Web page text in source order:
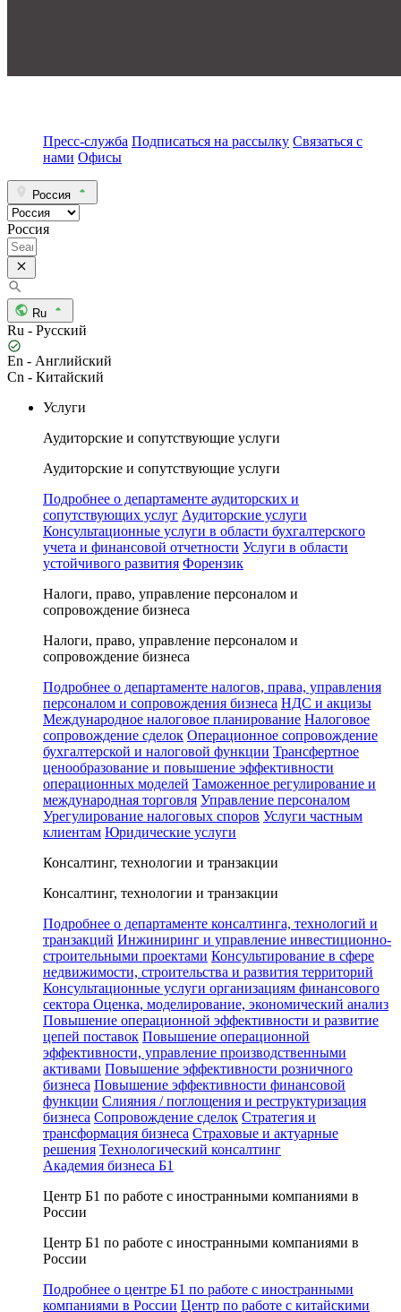
Пресс-служба Подписаться на рассылку Связаться с
нами Офисы
Россия
Россия
Ru
Ru - Русский
En - Английский
Cn - Китайский
Услуги
Аудиторские и сопутствующие услуги
Аудиторские и сопутствующие услуги
Подробнее о департаменте аудиторских и
сопутствующих услуг Аудиторские услуги
Консультационные услуги в области бухгалтерского
учета и финансовой отчетности Услуги в области
устойчивого развития Форензик
Налоги, право, управление персоналом и
сопровождение бизнеса
Налоги, право, управление персоналом и
сопровождение бизнеса
Подробнее о департаменте налогов, права, управления
персоналом и сопровождения бизнеса НДС и акцизы
Международное налоговое планирование Налоговое
сопровождение сделок Операционное сопровождение
бухгалтерской и налоговой функции Трансфертное
ценообразование и повышение эффективности
операционных моделей Таможенное регулирование и
международная торговля Управление персоналом
Урегулирование налоговых споров Услуги частным
клиентам Юридические услуги
Консалтинг, технологии и транзакции
Консалтинг, технологии и транзакции
Подробнее о департаменте консалтинга, технологий и
транзакций Инжиниринг и управление инвестиционно-
строительными проектами Консультирование в сфере
недвижимости, строительства и развития территорий
Консультационные услуги организациям финансового
сектора Оценка, моделирование, экономический анализ
Повышение операционной эффективности и развитие
цепей поставок Повышение операционной
эффективности, управление производственными
активами Повышение эффективности розничного
бизнеса Повышение эффективности финансовой
функции Слияния / поглощения и реструктуризация
бизнеса Сопровождение сделок Стратегия и
трансформация бизнеса Страховые и актуарные
решения Технологический консалтинг
Академия бизнеса Б1
Центр Б1 по работе с иностранными компаниями в
России
Центр Б1 по работе с иностранными компаниями в
России
Подробнее о центре Б1 по работе с иностранными
компаниями в России Центр по работе с китайскими